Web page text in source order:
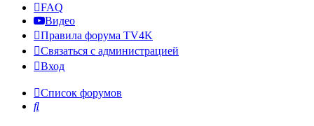
FAQ
Видео
Правила форума TV4K
Связаться с администрацией
Вход
Список форумов
Поиск